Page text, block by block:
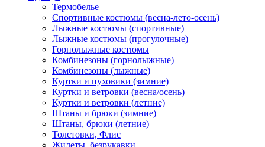
Термобелье
Спортивные костюмы (весна-лето-осень)
Лыжные костюмы (спортивные)
Лыжные костюмы (прогулочные)
Горнолыжные костюмы
Комбинезоны (горнолыжные)
Комбинезоны (лыжные)
Куртки и пуховики (зимние)
Куртки и ветровки (весна/осень)
Куртки и ветровки (летние)
Штаны и брюки (зимние)
Штаны, брюки (летние)
Толстовки, Флис
Жилеты, безрукавки